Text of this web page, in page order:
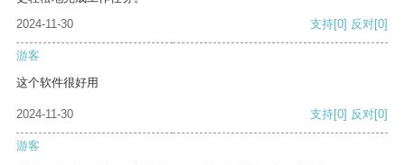
2024-11-30
支持[0] 反对[0]
游客
这个软件很好用
2024-11-30 支持[0] 反对[0]
游客